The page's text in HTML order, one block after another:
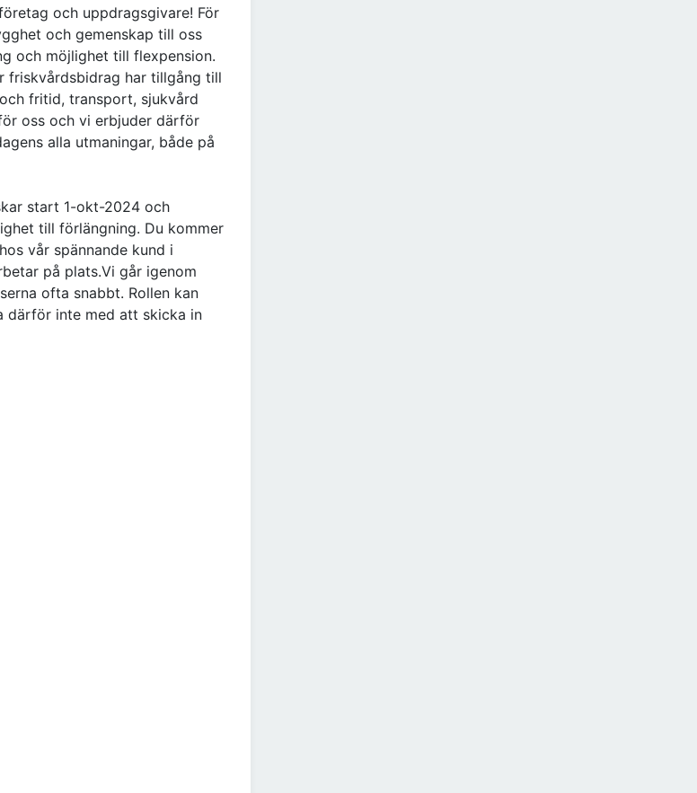
och uppdragsgivare! För
och gemenskap till oss
och möjlighet till flexpension.
friskvårdsbidrag har tillgång till
fritid, transport, sjukvård
oss och vi erbjuder därför
alla utmaningar, både på
start 1-okt-2024 och
till förlängning. Du kommer
vår spännande kund i
på plats.Vi går igenom
ofta snabbt. Rollen kan
därför inte med att skicka in